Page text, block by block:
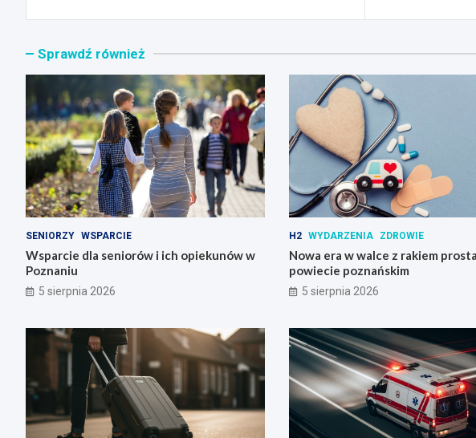
Sprawdź również
SENIORZY WSPARCIE
Wsparcie dla seniorów i ich opiekunów w
Poznaniu
5 sierpnia 2026
H2 WYDARZENIA ZDROWIE
Nowa era w walce z rakiem
powiecie poznańskim
5 sierpnia 2026